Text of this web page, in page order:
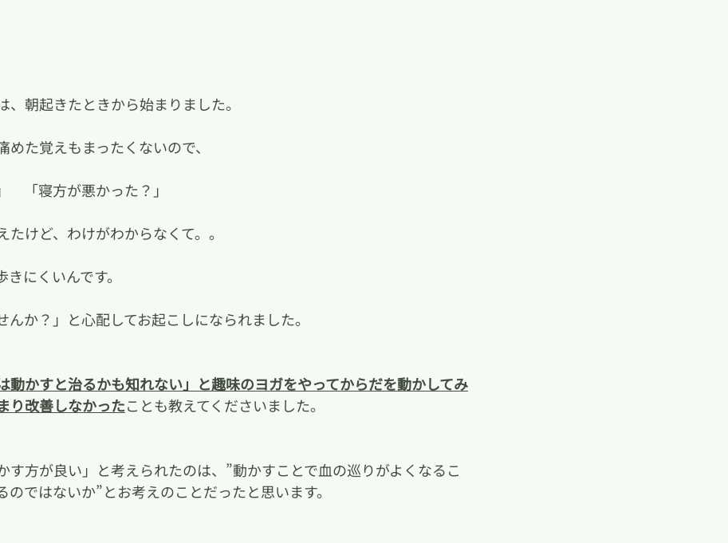
、朝起きたときから始まりました。
めた覚えもまったくないので、
　「寝方が悪かった？」
たけど、わけがわからなくて。。
にくいんです。
んか？」と心配してお起こしになられました。
動かすと治るかも知れない」と趣味のヨガをやってからだを動かしてみ
り改善しなかったことも教えてくださいました。
す方が良い」と考えられたのは、”動かすことで血の巡りがよくなるこ
のではないか”とお考えのことだったと思います。